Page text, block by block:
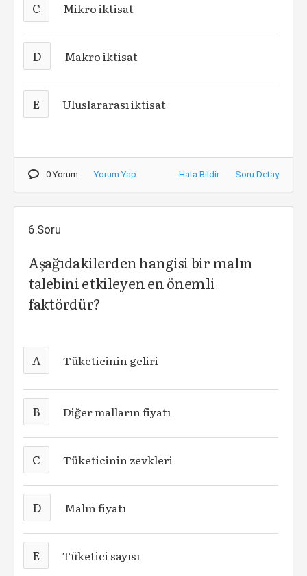
C Mikro iktisat
D Makro iktisat
E Uluslararası iktisat
0 Yorum Yorum Yap Hata Bildir Soru Detay
6.Soru
Aşağıdakilerden hangisi bir malın
talebini etkileyen en önemli
faktördür?
A Tüketicinin geliri
B Diğer malların fiyatı
C Tüketicinin zevkleri
D Malın fiyatı
E Tüketici sayısı